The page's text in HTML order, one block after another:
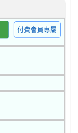
付費會員專屬